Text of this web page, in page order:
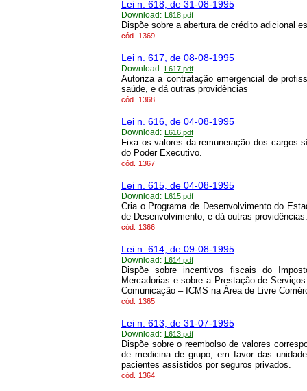
Lei n. 618, de 31-08-1995
Download: L618.pdf
Dispõe sobre a abertura de crédito adicional
cód. 1369
Lei n. 617, de 08-08-1995
Download: L617.pdf
Autoriza a contratação emergencial de
saúde, e dá outras providências
cód. 1368
Lei n. 616, de 04-08-1995
Download: L616.pdf
Fixa os valores da remuneração dos cargos
do Poder Executivo.
cód. 1367
Lei n. 615, de 04-08-1995
Download: L615.pdf
Cria o Programa de Desenvolvimento do
de Desenvolvimento, e dá outras providências.
cód. 1366
Lei n. 614, de 09-08-1995
Download: L614.pdf
Dispõe sobre incentivos fiscais do
Mercadorias e sobre a Prestação de
Comunicação – ICMS na Área de Livre
cód. 1365
Lei n. 613, de 31-07-1995
Download: L613.pdf
Dispõe sobre o reembolso de valores
de medicina de grupo, em favor das
pacientes assistidos por seguros privados.
cód. 1364